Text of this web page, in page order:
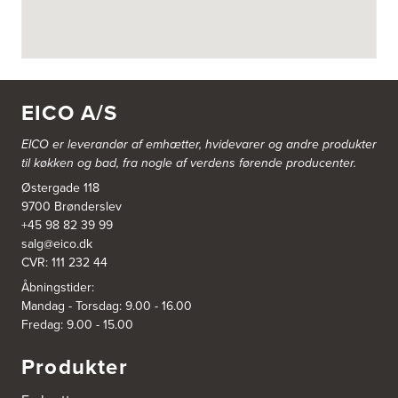
Tel.:25544600
Aubo Køkken & Bad Odense
Tagtækkervej 7
5230 Odense M
Tel.:66156686
http://www.aubo.dk
Aubo Køkken & Bad Ringsted
Nørregade 27 A
4100 Ringsted
http://www.aubo.dk
Aubo Køkken & Bad Salling
Hedegaardvej 1, Durup
7870 Roslev
EICO A/S
EICO er leverandør af emhætter, hvidevarer ogandre produkter
til køkken og bad, fra nogle af verdens førende producenter.
Østergade 118
9700 Brønderslev
+45 98 82 39 99
salg@eico.dk
CVR: 111 232 44
Åbningstider:
Mandag - Torsdag: 9.00 - 16.00
Fredag: 9.00 - 15.00
Produkter